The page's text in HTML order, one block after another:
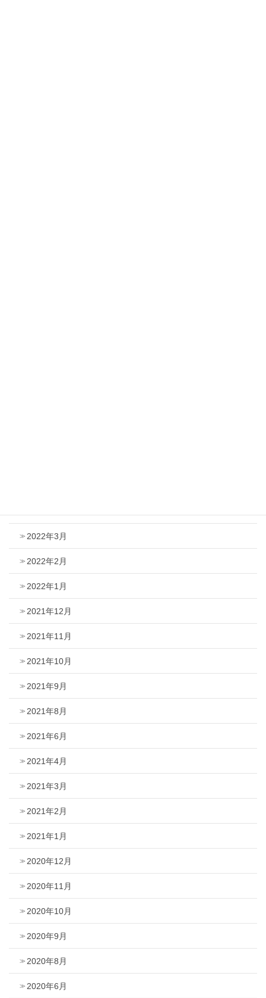
2022年3月
2022年2月
2022年1月
2021年12月
2021年11月
2021年10月
2021年9月
2021年8月
2021年6月
2021年4月
2021年3月
2021年2月
2021年1月
2020年12月
2020年11月
2020年10月
2020年9月
2020年8月
2020年6月